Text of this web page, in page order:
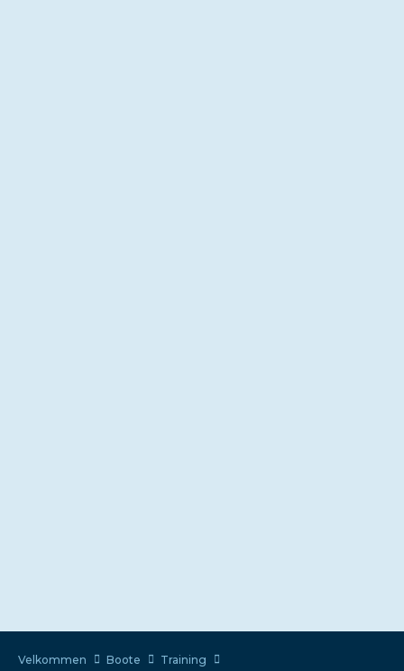
Velkommen Boote
Training